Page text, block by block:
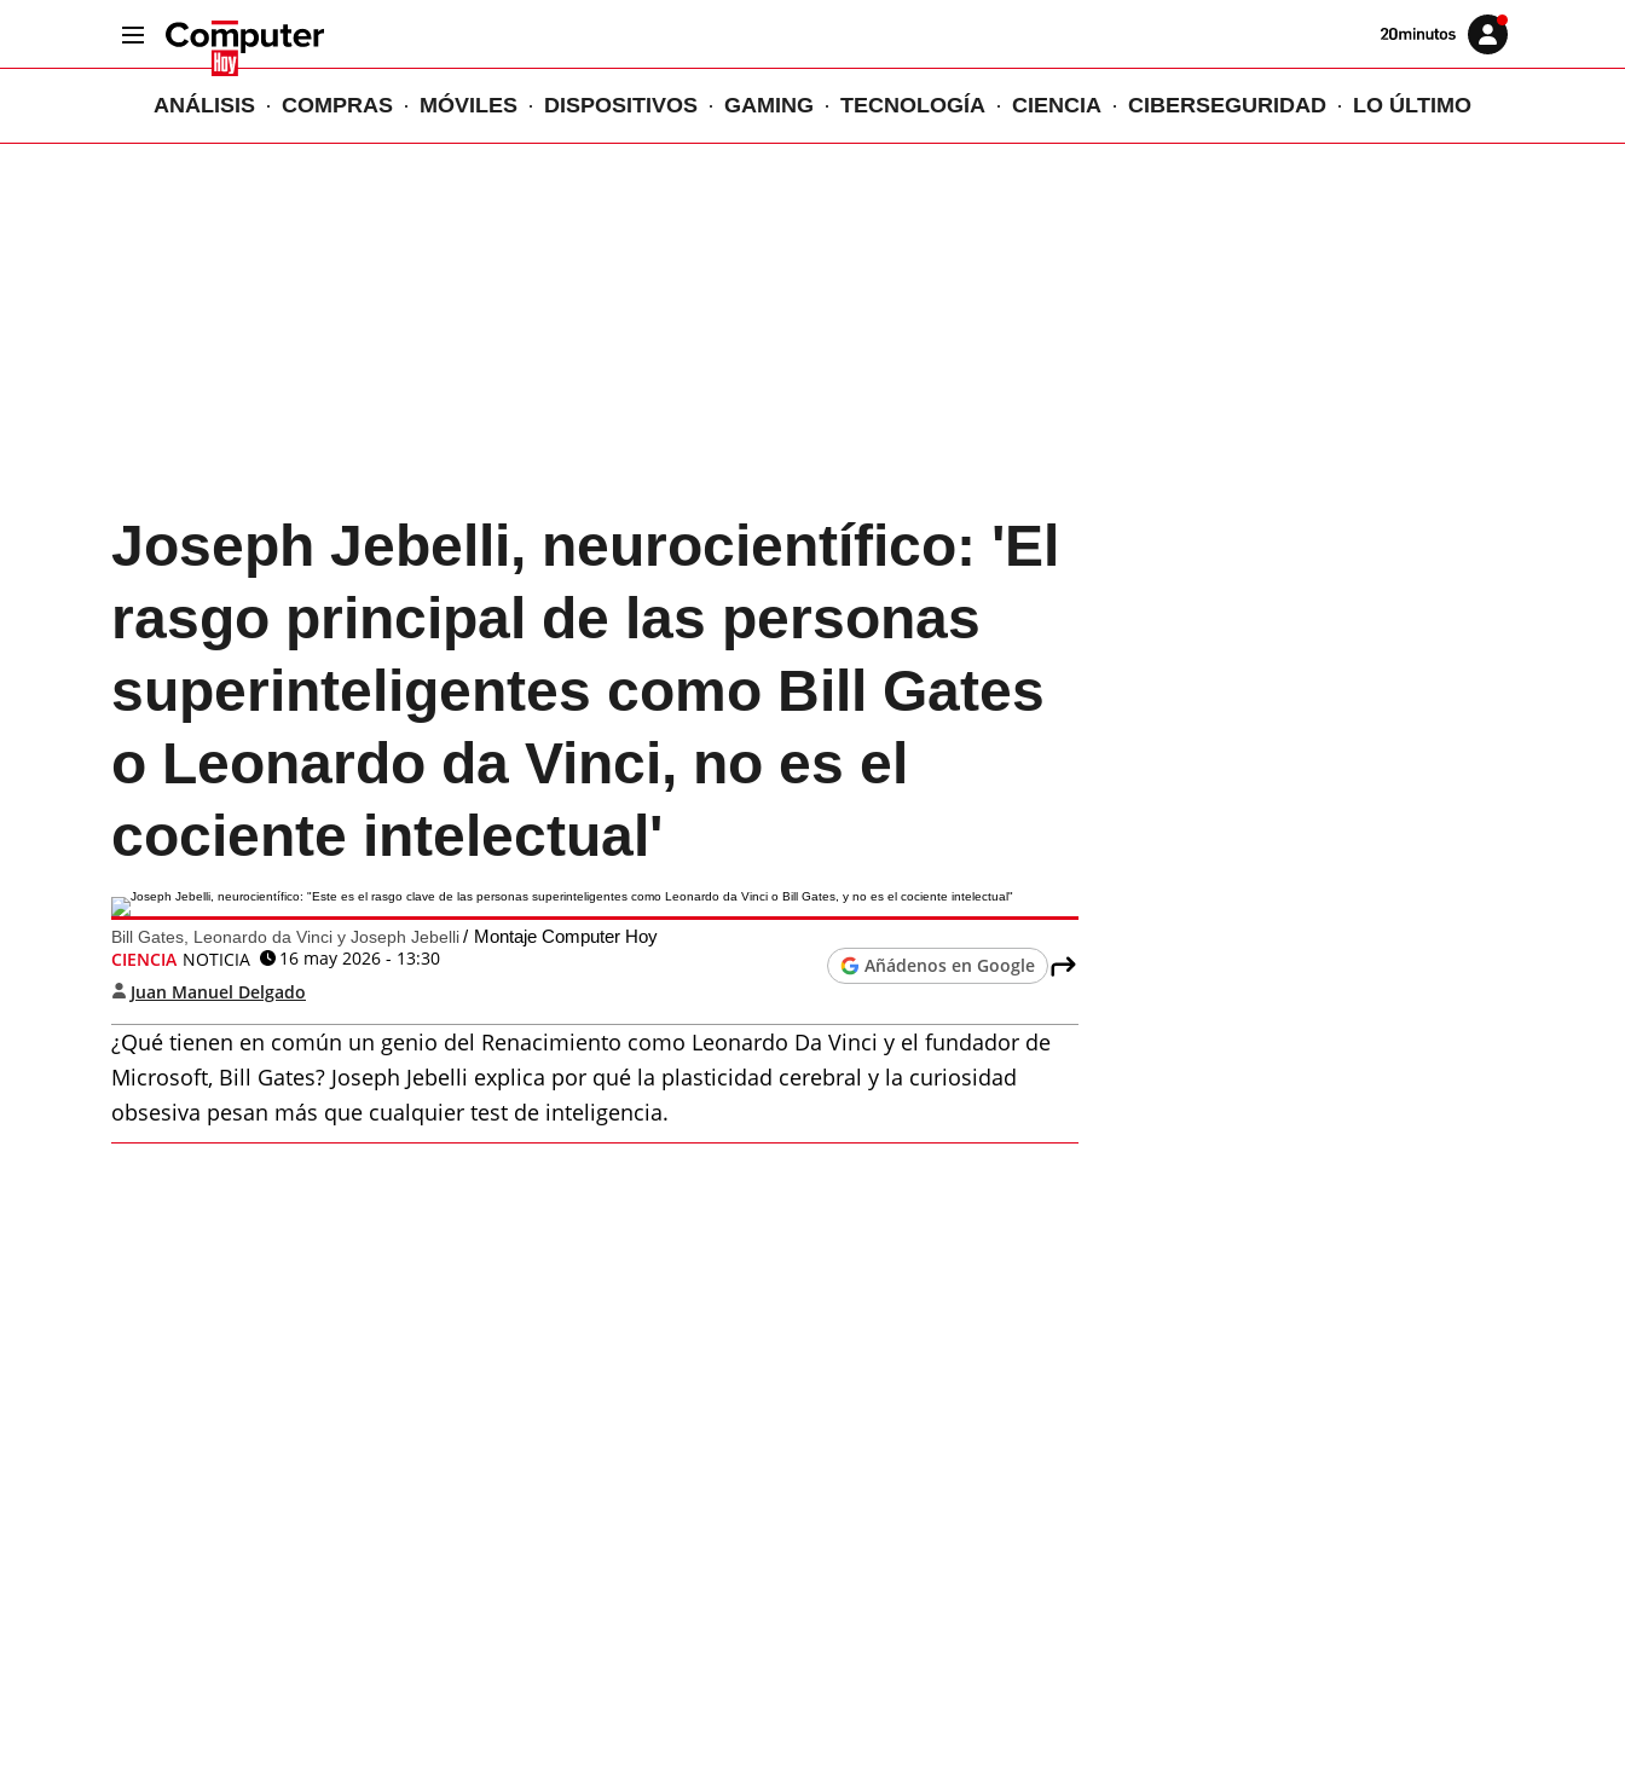
Volver
Iniciar
sesión
ANÁLISIS COMPRAS MÓVILES DISPOSITIVOS GAMING TECNOLOGÍA CIENCIA CIBERSEGURIDAD LO ÚLTIMO
Joseph Jebelli, neurocientífico: 'El
rasgo principal de las personas
superinteligentes como Bill Gates
o Leonardo da Vinci, no es el
cociente intelectual'
Bill Gates, Leonardo da Vinci y Joseph Jebelli Montaje Computer Hoy
CIENCIA NOTICIA
16 may 2026 - 13:30
Juan Manuel Delgado
Añádenos en Google
¿Qué tienen en común un genio del Renacimiento como Leonardo Da Vinci y el fundador de
Microsoft, Bill Gates? Joseph Jebelli explica por qué la plasticidad cerebral y la curiosidad
obsesiva pesan más que cualquier test de inteligencia.